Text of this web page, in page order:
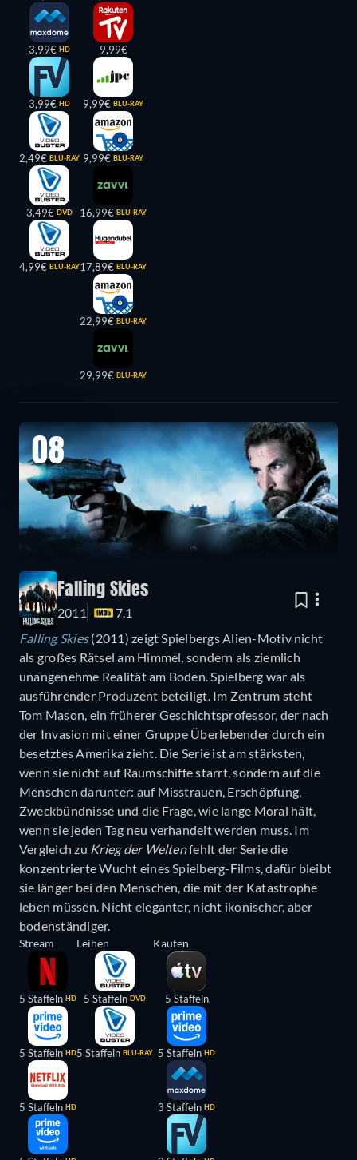
3,99€ HD
3,99€ HD
2,49€ BLU-RAY
3,49€ DVD
4,99€ BLU-RAY
9,99€
9,99€ BLU-RAY
9,99€ BLU-RAY
16,99€ BLU-RAY
17,89€ BLU-RAY
22,99€ BLU-RAY
29,99€ BLU-RAY
08
Falling Skies
2011
7.1
Falling Skies(2011) zeigt Spielbergs Alien-Motiv nicht
als großes Rätsel am Himmel, sondern als ziemlich
unangenehme Realität am Boden. Spielberg war als
ausführender Produzent beteiligt. Im Zentrum steht
Tom Mason, ein früherer Geschichtsprofessor, der nach
der Invasion mit einer Gruppe Überlebender durch ein
besetztes Amerika zieht. Die Serie ist am stärksten,
wenn sie nicht auf Raumschiffe starrt, sondern auf die
Menschen darunter: auf Misstrauen, Erschöpfung,
Zweckbündnisse und die Frage, wie lange Moral hält,
wenn sie jeden Tag neu verhandelt werden muss. Im
Vergleich zu Krieg der Weltenfehlt der Serie die
konzentrierte Wucht eines Spielberg-Films, dafür bleibt
sie länger bei den Menschen, die mit der Katastrophe
leben müssen. Nicht eleganter, nicht ikonischer, aber
bodenständiger.
Stream
5 Staffeln HD
5 Staffeln HD
5 Staffeln HD
Leihen
5 Staffeln DVD
5 Staffeln BLU-RAY
Kaufen
5 Staffeln
5 Staffeln HD
3 Staffeln HD